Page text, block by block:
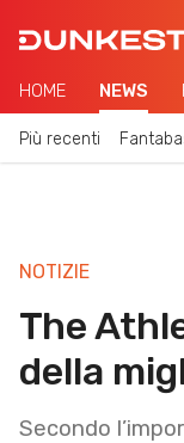
HOME NEWS
Più recenti
NOTIZIE
The
della
Secondo